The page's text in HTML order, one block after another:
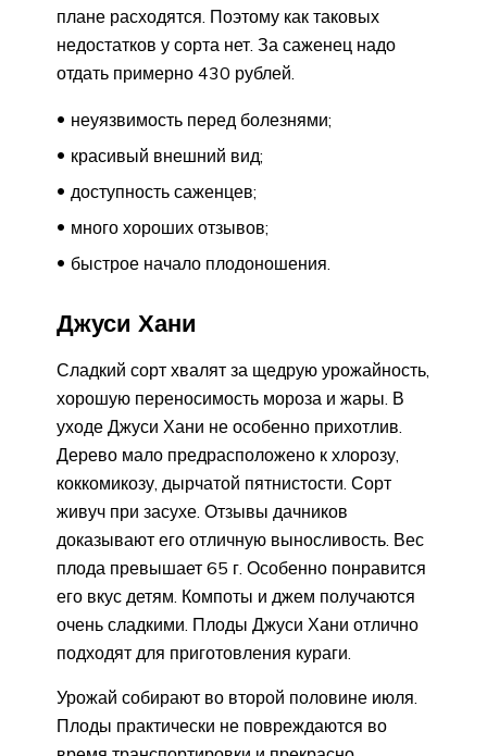
плане расходятся. Поэтому как таковых
недостатков у сорта нет. За саженец надо
отдать примерно 430 рублей.
неуязвимость перед болезнями;
красивый внешний вид;
доступность саженцев;
много хороших отзывов;
быстрое начало плодоношения.
Джуси Хани
Сладкий сорт хвалят за щедрую урожайность,
хорошую переносимость мороза и жары. В
уходе Джуси Хани не особенно прихотлив.
Дерево мало предрасположено к хлорозу,
коккомикозу, дырчатой пятнистости. Сорт
живуч при засухе. Отзывы дачников
доказывают его отличную выносливость. Вес
плода превышает 65 г. Особенно понравится
его вкус детям. Компоты и джем получаются
очень сладкими. Плоды Джуси Хани отлично
подходят для приготовления кураги.
Урожай собирают во второй половине июля.
Плоды практически не повреждаются во